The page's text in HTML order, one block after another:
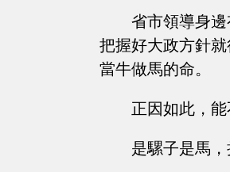
省市領導身
把握好大政方針
當牛做馬的命。
正因如此，
是騾子是馬